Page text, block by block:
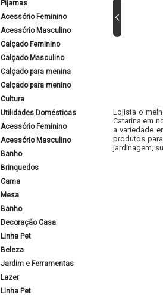
Pijamas
Acessório Feminino
Acessório Masculino
Calçado Feminino
Calçado Masculino
Calçado para menina
Calçado para menino
Cultura
Utilidades Domésticas
Acessório Feminino
Acessório Masculino
Banho
Brinquedos
Cama
Mesa
Banho
Decoração Casa
Linha Pet
Beleza
Jardim e Ferramentas
Lazer
Linha Pet
Lojista o
Catarina em
a variedade
produtos
jardinagem,